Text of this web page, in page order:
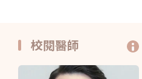
校閱醫師